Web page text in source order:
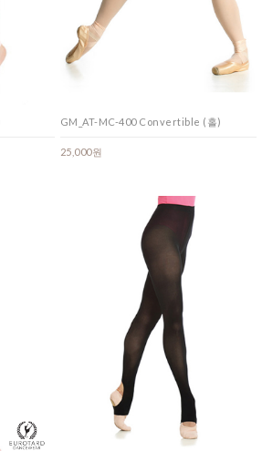
GM_AT-MC-400 Convertible (홀)
25,000원